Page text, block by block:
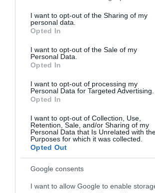
not limited to your visit or usage behaviour.
grant or deny consent to Google and its
use your data for below specified purposes
consent section.
I want to opt-out of the Sharing of my
personal data.
Opted In
I want to opt-out of the Sale of my
Personal Data.
Opted In
I want to opt-out of processing my
Personal Data for Targeted Advertising.
Opted In
I want to opt-out of Collection, Use,
Retention, Sale, and/or Sharing of my
Personal Data that Is Unrelated with
Purposes for which it was collected.
Opted Out
Google consents
I want to allow Google to enable
Καιτη Γαρμπή: Η τραγουδίστρια
το επόμενο επαγγελματικό της
Category:Gossip
Καλεσμένη στην εκπομπή του Νίκου
Καίτη Γαρμπή, η οποία μίλησε για την